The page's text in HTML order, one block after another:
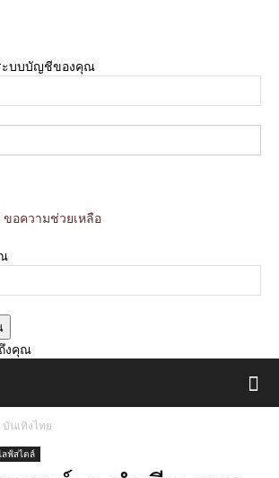
ะบบบัญชีของคุณ
อความช่วยเหลือ
งคุณ
บันเทิงไทย
ลฟ์สไตล์